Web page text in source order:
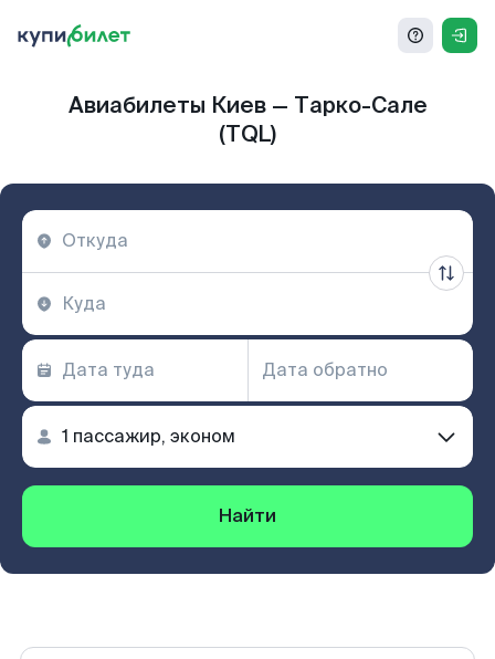
Авиабилеты Киев — Тарко-Сале
(TQL)
Найти